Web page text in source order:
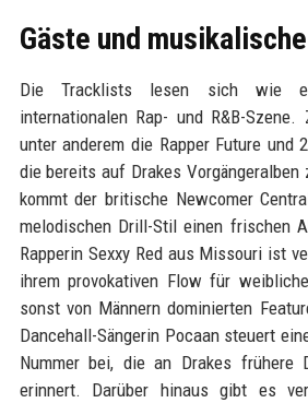
Gäste und
Die Tracklists lesen sich wie
internationalen Rap- und R&B-Szene.
unter anderem die Rapper Future und
die bereits auf Drakes
kommt der britische Newcomer
melodischen Drill-Stil einen frischen
Rapperin Sexxy Red aus Missouri ist
ihrem provokativen Flow für
sonst von Männern dominierten
Dancehall-Sängerin Pocaan steuert
Nummer bei, die an Drakes frühere
erinnert. Darüber hinaus gibt es